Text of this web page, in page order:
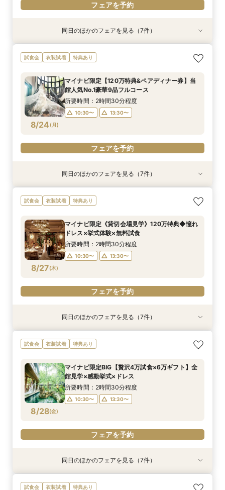
フェアを予約
衣装試着 特典あり
8/23(日)
【初めて見学も安心】マイナビ限定6万ギフト&2
万食事券◆憧れチャペル×和牛イセエビ試食×最
所要時間：2時間30分程度
15:00〜
衣装試着 特典あり
8/23(日)
《親御様限定フェア》お子様の代わりに会場見学
からご相談まで◎
9:00〜
12:00〜
15:00〜
衣装試着 特典あり
8/23(日)
マイナビ限定【料理重視の方へ】料亭の味を実体
験◎近江牛×海老含む3万試食
9:00〜
12:00〜
15:00〜
衣装試着 特典あり
8/23(日)
マイナビ限定【初見学の方へ◆6万ギフト】選べ
る4つ会場＆演出×3万無料試食
9:00〜
12:00〜
15:00〜
衣装試着 特典あり
8/23(日)
【自宅で安心◎フェア参加】オンライン会場見学
×見積もり相談 #日程・人数未定の相談も歓迎！
10:00〜
13:00〜
16:00〜
衣装試着 特典あり
8/23(日)
マイナビ限定【10名69万〜◎】 6名から叶う
アットホームで親族も安心の親族婚
9:00〜
12:00〜
15:00〜
衣装試着 特典あり
8/23(日)
マイナビ限定【90分でまるごと見学】ドレス×試
食×会場案内★クイック相談会
9:00〜
12:00〜
15:00〜
同日のほかのフェアを見る（7件）
試食会 衣装試着 特典あり
8/24 (月)
マイナビ限定【120万特典&ペアディナー券】当
館人気No.1豪華9品フルコース
所要時間：2時間30分程度
10:30〜 13:30〜
フェアを予約
衣装試着 特典あり 動画あり
8/24(月)
AM来館限定★マイナビ6万ギフト&レストランチ
ケット付◆光と緑のチャペル×和牛ミシュラン試
所要時間：2時間30分程度
衣装試着 特典あり
8/24(月)
マイナビ限定【料理重視の方へ】料亭の味を実体
験◎近江牛×海老含む豪華3万試食
10:30〜 13:30〜
衣装試着 特典あり
8/24(月)
マイナビ限定【初見学の方へ◆6万ギフト】選べ
る4つ会場＆演出×3万無料試食
10:30〜 13:30〜
衣装試着 特典あり
8/24(月)
マイナビ限定【90分でまるごと見学】ドレス×試
食×会場案内◆クイック相談会
10:30〜 13:30〜
衣装試着 特典あり
8/24(月)
マイナビ限定【10名69万〜◎】 6名から叶う
アットホームで親族も安心の親族婚
10:30〜 13:30〜
衣装試着 特典あり
8/24(月)
【自宅で安心◎フェア参加】オンライン会場見学
×見積もり相談 #日程・人数未定の相談も歓迎!
12:00〜 15:00〜
衣装試着 特典あり
8/24(月)
《親御様限定フェア》お子様の代わりに会場見学
からご相談まで◎
10:30〜 13:30〜
同日のほかのフェアを見る（7件）
試食会 衣装試着 特典あり
8/27(木)
マイナビ限定《貸切会場見学》120万特典◆憧れ
ドレス×挙式体験×無料試食
所要時間：2時間30分程度
10:30〜 13:30〜
フェアを予約
衣装試着 特典あり 動画あり
8/27(木)
AM来館限定★マイナビ6万ギフト&レストランチ
ケット付◆光と緑のチャペル×和牛ミシュラン試
所要時間：2時間30分程度
衣装試着 特典あり
8/27(木)
マイナビ限定【料理重視の方へ】料亭の味を実体
験◎近江牛×海老含む豪華3万試食
10:30〜 13:30〜
衣装試着 特典あり
8/27(木)
マイナビ限定【初見学の方へ◆6万ギフト】選べ
る4つ会場＆演出×3万無料試食
10:30〜 13:30〜
衣装試着 特典あり
8/27(木)
マイナビ限定【90分でまるごと見学】ドレス×試
食×会場案内◆クイック相談会
10:30〜 13:30〜
衣装試着 特典あり
8/27(木)
マイナビ限定【10名69万〜◎】 6名から叶う
アットホームで親族も安心の親族婚
10:30〜 13:30〜
衣装試着 特典あり
8/27(木)
【自宅で安心◎フェア参加】オンライン会場見学
×見積もり相談 #日程・人数未定の相談も歓迎!
12:00〜 15:00〜
衣装試着 特典あり
8/27(木)
《親御様限定フェア》お子様の代わりに会場見学
からご相談まで◎
10:30〜 13:30〜
同日のほかのフェアを見る（7件）
試食会 衣装試着 特典あり
8/28(金)
マイナビ限定BIG【贅沢4万試食×6万ギフト】全
館見学×感動挙式×ドレス
所要時間：2時間30分程度
10:30〜 13:30〜
フェアを予約
衣装試着 特典あり 動画あり
AM来館限定★マイナビ6万ギフト&レストランチ
衣装試着 特典あり
マイナビ限定【料理重視の方へ】料亭の味を実体
衣装試着 特典あり
マイナビ限定【初見学の方へ◆6万ギフト】選べ
衣装試着 特典あり
マイナビ限定【90分でまるごと見学】ドレス×試
衣装試着 特典あり
マイナビ限定【10名69万〜◎】 6名から叶う
衣装試着 特典あり
【自宅で安心◎フェア参加】オンライン会場見学
衣装試着 特典あり
《親御様限定フェア》お子様の代わりに会場見学
同日のほかのフェアを見る（7件）
試食会 衣装試着 特典あり